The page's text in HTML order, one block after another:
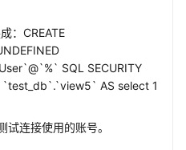
：CREATE
SQL SECURITY
`test_db`.`view5` AS select 1
试连接使用的账号。